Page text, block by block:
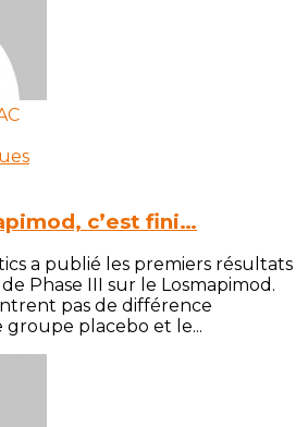
c’est fini…
a publié les premiers résultats
de Phase III sur le Losmapimod.
pas de différence
placebo et le...